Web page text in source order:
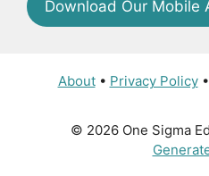
Download Our Mobile
About• Privacy Policy•
© 2026 One Sigma